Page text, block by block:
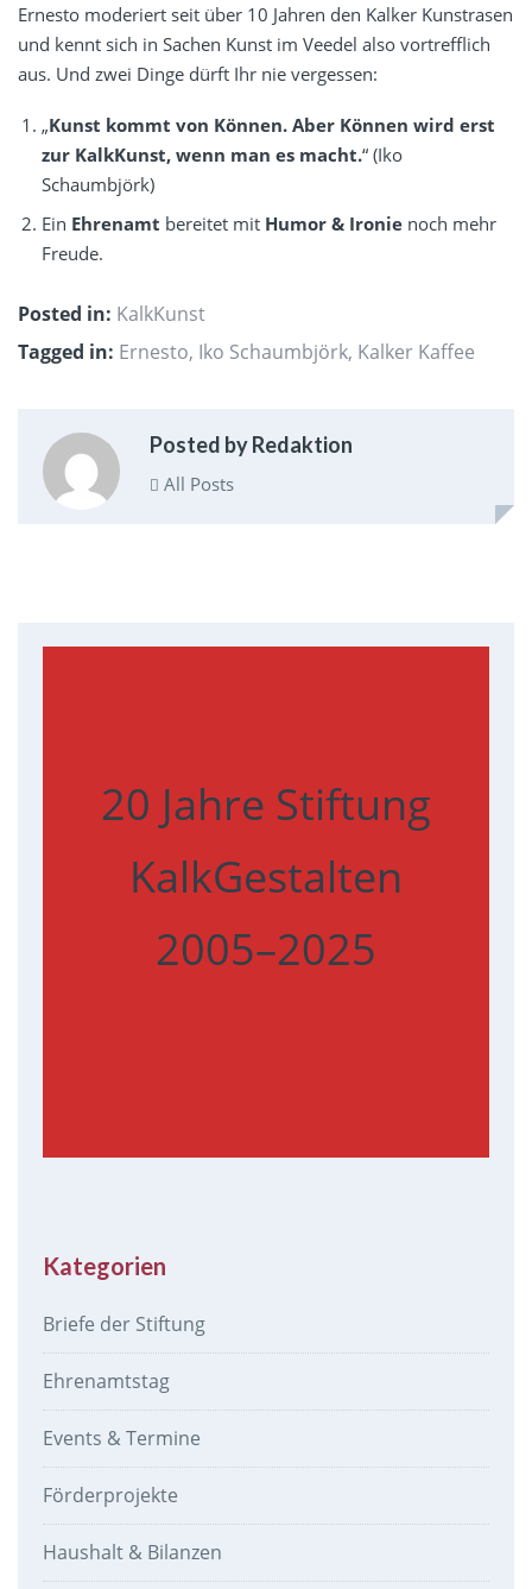
Ernesto moderiert seit über 10 Jahren den Kalker Kunstrasen
und kennt sich in Sachen Kunst im Veedel also vortrefflich
aus. Und zwei Dinge dürft Ihr nie vergessen:
„Kunst kommt von Können. Aber Können wird erst
zur KalkKunst, wenn man es macht.“ (Iko
Schaumbjörk)
Ein Ehrenamt bereitet mit Humor & Ironie noch mehr
Freude.
Posted in: KalkKunst
Tagged in: Ernesto, Iko Schaumbjörk, Kalker Kaffee
Posted by Redaktion
All Posts
20 Jahre Stiftung
KalkGestalten
2005–2025
Kategorien
Briefe der Stiftung
Ehrenamtstag
Events & Termine
Förderprojekte
Haushalt & Bilanzen